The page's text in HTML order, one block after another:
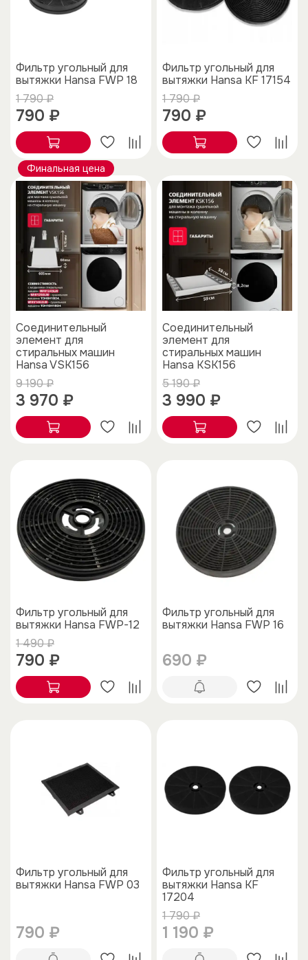
Фильтр угольный для
вытяжки Hansa FWP 18
1 790 ₽
790 ₽
Фильтр угольный для
вытяжки Hansa KF 17154
1 790 ₽
790 ₽
Финальная цена
Соединительный
элемент для
стиральных машин
Hansa VSK156
9 190 ₽
3 970 ₽
Соединительный
элемент для
стиральных машин
Hansa KSK156
5 190 ₽
3 990 ₽
Фильтр угольный для
вытяжки Hansa FWP-12
1 490 ₽
790 ₽
Фильтр угольный для
вытяжки Hansa FWP 16
690 ₽
Фильтр угольный для
вытяжки Hansa FWP 03
790 ₽
Фильтр угольный для
вытяжки Hansa KF
17204
1 790 ₽
1 190 ₽